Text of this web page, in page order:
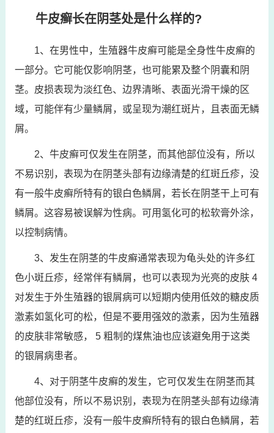
牛皮癣长在阴茎处是什么样的?
1、在男性中，生殖器牛皮癣可能是全身性牛皮癣的
一部分。它可能仅影响阴茎，也可能累及整个阴囊和阴
茎。皮损表现为淡红色、边界清晰、表面光滑干燥的区
域，可能伴有少量鳞屑，或呈现为潮红斑片，且表面无鳞
屑。
2、牛皮癣可仅发生在阴茎，而其他部位没有，所以
不易识别，表现为在阴茎头部有边缘清楚的红斑丘疹，没
有一般牛皮癣所特有的银白色鳞屑，若长在阴茎干上可有
鳞屑。这容易被误解为性病。可用氢化可的松软膏外涂，
以控制病情。
3、发生在阴茎的牛皮癣通常表现为龟头处的许多红
色小斑丘疹，经常伴有鳞屑，也可以表现为光亮的皮肤 4
对发生于外生殖器的银屑病可以短期内使用低效的糖皮质
激素如氢化可的松，但是不要用强效的激素，因为生殖器
的皮肤非常敏感， 5 粗制的煤焦油也应该避免用于这类
的银屑病患者。
4、对于阴茎牛皮癣的发生，它可仅发生在阴茎而其
他部位没有，所以不易识别，表现为在阴茎头部有边缘清
楚的红斑丘疹，没有一般牛皮癣所特有的银白色鳞屑，若